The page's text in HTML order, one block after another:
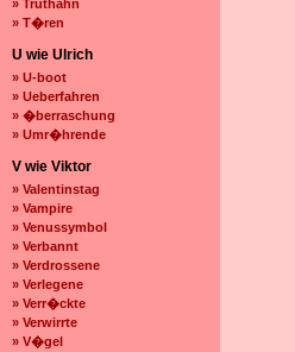
» Truthahn
» T�ren
U wie Ulrich
» U-boot
» Ueberfahren
» �berraschung
» Umr�hrende
V wie Viktor
» Valentinstag
» Vampire
» Venussymbol
» Verbannt
» Verdrossene
» Verlegene
» Verr�ckte
» Verwirrte
» V�gel